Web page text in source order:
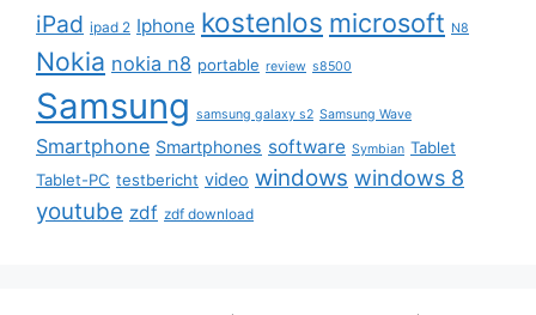
iPad ipad 2 Iphone kostenlos microsoft N8
Nokia nokia n8 portable review s8500
Samsung samsung galaxy s2 Samsung Wave
Smartphone Smartphones software Symbian Tablet
Tablet-PC testbericht video windows windows 8
youtube zdf zdf download